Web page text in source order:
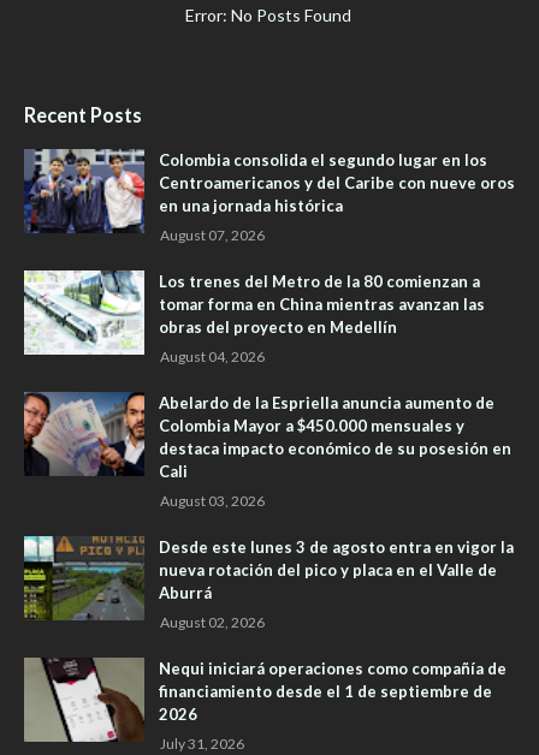
Error: No Posts Found
Recent Posts
Colombia consolida el segundo lugar en los
Centroamericanos y del Caribe con nueve oros
en una jornada histórica
August 07, 2026
Los trenes del Metro de la 80 comienzan a
tomar forma en China mientras avanzan las
obras del proyecto en Medellín
August 04, 2026
Abelardo de la Espriella anuncia aumento de
Colombia Mayor a $450.000 mensuales y
destaca impacto económico de su posesión en
Cali
August 03, 2026
Desde este lunes 3 de agosto entra en vigor la
nueva rotación del pico y placa en el Valle de
Aburrá
August 02, 2026
Nequi iniciará operaciones como compañía de
financiamiento desde el 1 de septiembre de
2026
July 31, 2026